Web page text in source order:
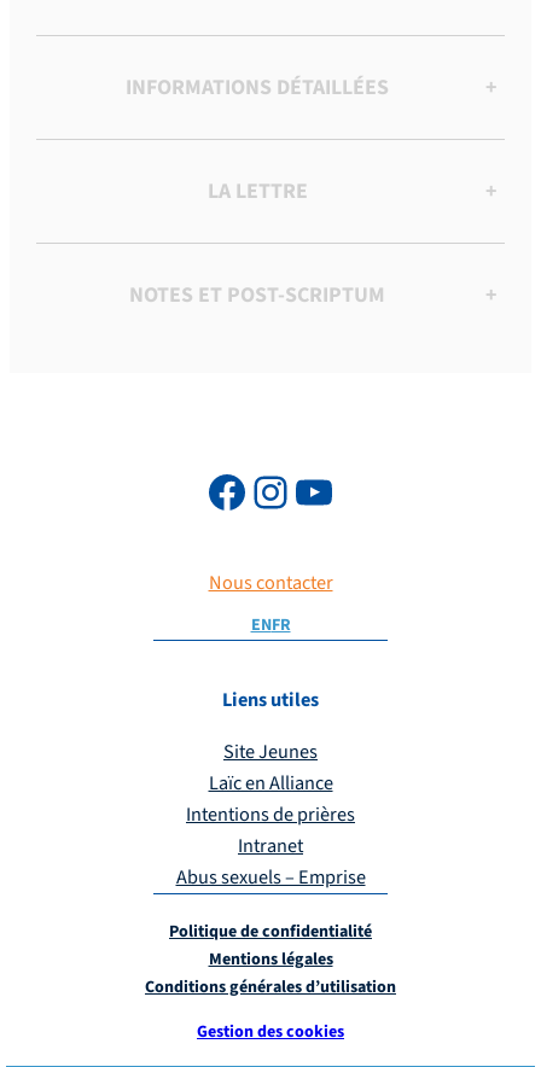
INFORMATIONS DÉTAILLÉES +
LA LETTRE +
NOTES ET POST-SCRIPTUM +
Nous contacter
ENFR
Liens utiles
Site Jeunes
Laïc en Alliance
Intentions de prières
Intranet
Abus sexuels – Emprise
Politique de confidentialité
Mentions légales
Conditions générales d’utilisation
Gestion des cookies